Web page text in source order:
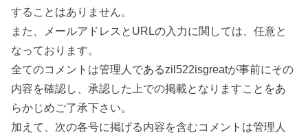
することはありません。
また、メールアドレスとURLの入力に関しては、任意と
なっております。
全てのコメントは管理人であるzil522isgreatが事前にその
内容を確認し、承認した上での掲載となりますことをあ
らかじめご了承下さい。
加えて、次の各号に掲げる内容を含むコメントは管理人